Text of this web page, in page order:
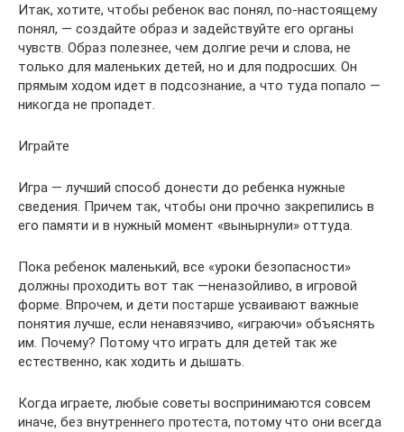
Итак, хотите, чтобы ребенок вас понял, по-настоящему
понял, — создайте образ и задействуйте его органы
чувств. Образ полезнее, чем долгие речи и слова, не
только для маленьких детей, но и для подросших. Он
прямым ходом идет в подсознание, а что туда попало —
никогда не пропадет.
Играйте
Игра — лучший способ донести до ребенка нужные
сведения. Причем так, чтобы они прочно закрепились в
его памяти и в нужный момент «вынырнули» оттуда.
Пока ребенок маленький, все «уроки безопасности»
должны проходить вот так —неназойливо, в игровой
форме. Впрочем, и дети постарше усваивают важные
понятия лучше, если ненавязчиво, «играючи» объяснять
им. Почему? Потому что играть для детей так же
естественно, как ходить и дышать.
Когда играете, любые советы воспринимаются совсем
иначе, без внутреннего протеста, потому что они всегда